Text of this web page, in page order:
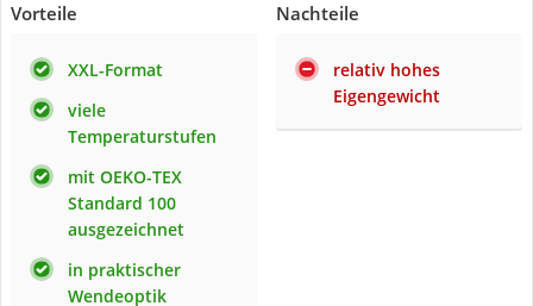
Vorteile
XXL-Format
viele
Temperaturstufen
mit OEKO-TEX
Standard 100
ausgezeichnet
in praktischer
Wendeoptik
Nachteile
relativ hohes
Eigengewicht